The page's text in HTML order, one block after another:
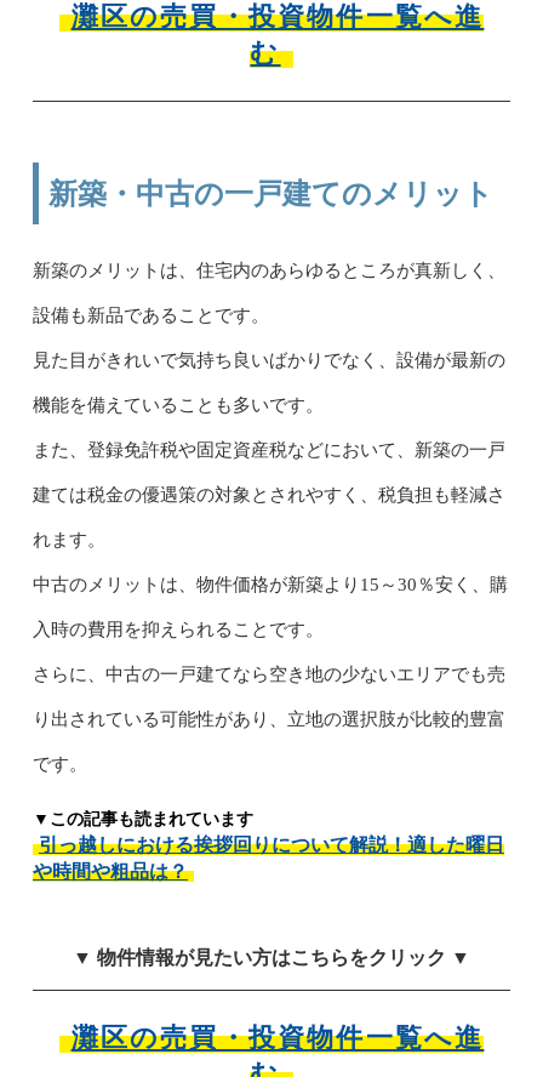
灘区の売買・投資物件一覧へ進
む
新築・中古の一戸建てのメリット
新築のメリットは、住宅内のあらゆるところが真新しく、
設備も新品であることです。
見た目がきれいで気持ち良いばかりでなく、設備が最新の
機能を備えていることも多いです。
また、登録免許税や固定資産税などにおいて、新築の一戸
建ては税金の優遇策の対象とされやすく、税負担も軽減さ
れます。
中古のメリットは、物件価格が新築より15～30％安く、購
入時の費用を抑えられることです。
さらに、中古の一戸建てなら空き地の少ないエリアでも売
り出されている可能性があり、立地の選択肢が比較的豊富
です。
▼この記事も読まれています
引っ越しにおける挨拶回りについて解説！適した曜日
や時間や粗品は？
▼ 物件情報が見たい方はこちらをクリック ▼
灘区の売買・投資物件一覧へ進